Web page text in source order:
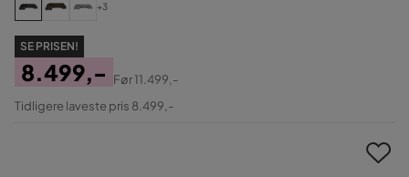
+3
SE PRISEN!
Pris
8.499,-
Original
Før11.499,-
Tidligere laveste pris 8.499,-